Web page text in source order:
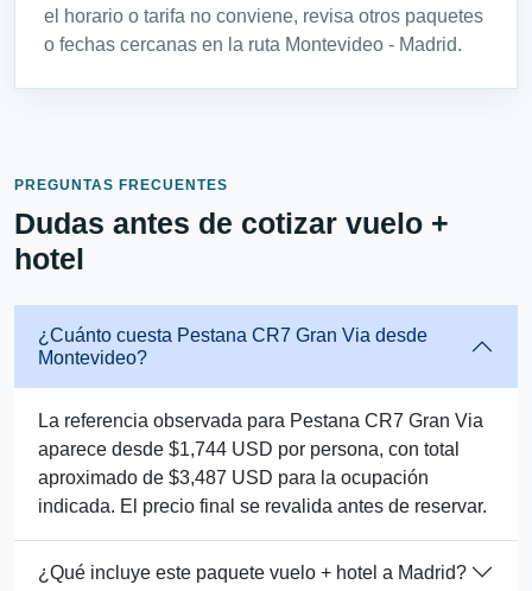
el horario o tarifa no conviene, revisa otros paquetes
o fechas cercanas en la ruta Montevideo - Madrid.
PREGUNTAS FRECUENTES
Dudas antes de cotizar vuelo +
hotel
¿Cuánto cuesta Pestana CR7 Gran Via desde
Montevideo?
La referencia observada para Pestana CR7 Gran Via
aparece desde $1,744 USD por persona, con total
aproximado de $3,487 USD para la ocupación
indicada. El precio final se revalida antes de reservar.
¿Qué incluye este paquete vuelo + hotel a Madrid?